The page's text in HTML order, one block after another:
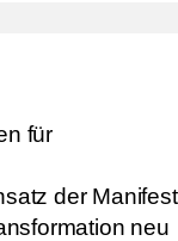
für
der
neu